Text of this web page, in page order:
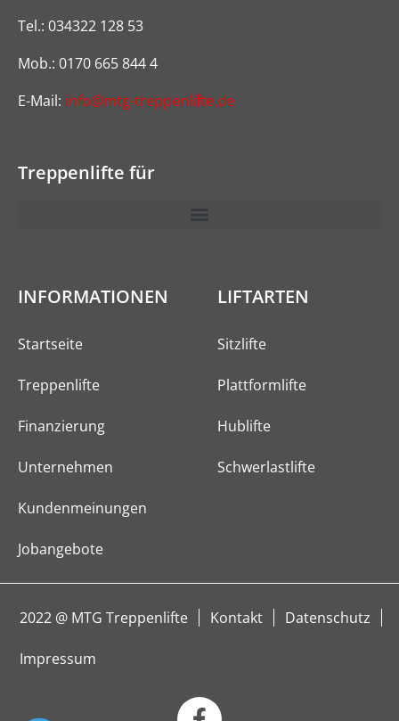
Tel.: 034322 128 53
Mob.: 0170 665 844 4
E-Mail: info@mtg-treppenlifte.de
Treppenlifte für
INFORMA­TI­ONEN
Startseite
Treppenlifte
Finanzierung
Unternehmen
Kundenmeinungen
Jobangebote
LIFTARTEN
Sitzlifte
Plattformlifte
Hublifte
Schwerlastlifte
2022 @ MTG Treppenlifte Kontakt Datenschutz
Impressum